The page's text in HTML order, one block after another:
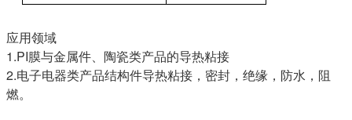
应用领域
1.PI膜与金属件、陶瓷类产品的导热粘接
2.电子电器类产品结构件导热粘接，密封，绝缘，防水，阻
燃。